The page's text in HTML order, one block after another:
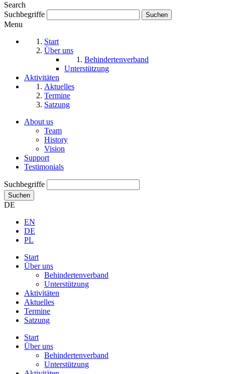
Search
Suchbegriffe
Menu
Start
Über uns
Behindertenverband
Unterstützung
Aktivitäten
Aktuelles
Termine
Satzung
About us
Team
History
Vision
Support
Testimonials
Suchbegriffe
Suchen
DE
EN
DE
PL
Start
Über uns
Behindertenverband
Unterstützung
Aktivitäten
Aktuelles
Termine
Satzung
Start
Über uns
Behindertenverband
Unterstützung